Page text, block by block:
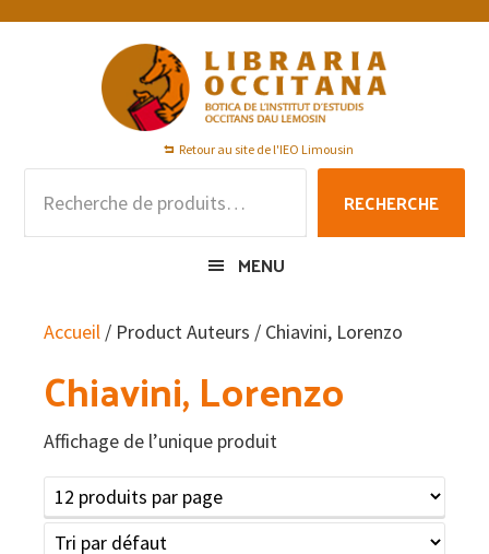
Passer
Passer
Passer
Retour au site de l'IEO Limousin
pour :
RECHERCHE
MENU
Accueil / Product Auteurs / Chiavini, Lorenzo
Chiavini, Lorenzo
Affichage de l’unique produit